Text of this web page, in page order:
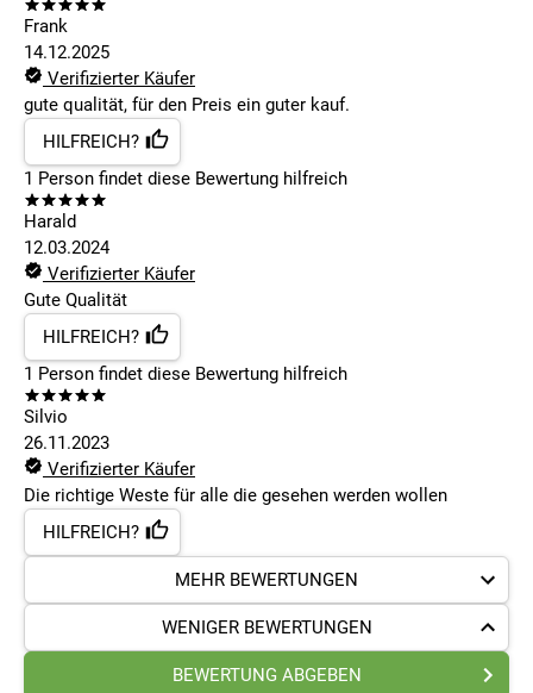
Frank
14.12.2025
Verifizierter Käufer
gute qualität, für den Preis ein guter kauf.
HILFREICH?
1 Person findet diese Bewertung hilfreich
Harald
12.03.2024
Verifizierter Käufer
Gute Qualität
HILFREICH?
1 Person findet diese Bewertung hilfreich
Silvio
26.11.2023
Verifizierter Käufer
Die richtige Weste für alle die gesehen werden wollen
HILFREICH?
MEHR BEWERTUNGEN
WENIGER BEWERTUNGEN
BEWERTUNG ABGEBEN